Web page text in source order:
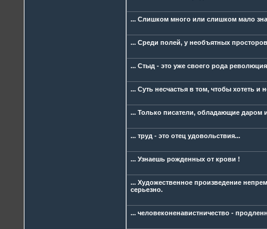
... Слишком много или слишком мало
... Среди полей, у необъятных
... Стыд - это уже своего рода
... Суть несчастья в том, чтобы хотеть и
... Только писатели, обладающие даром
... труд - это отец удовольствия...
... Узнаешь рожденных от крови !
... Художественное произведение
серьезно.
... человеконенавистничество -